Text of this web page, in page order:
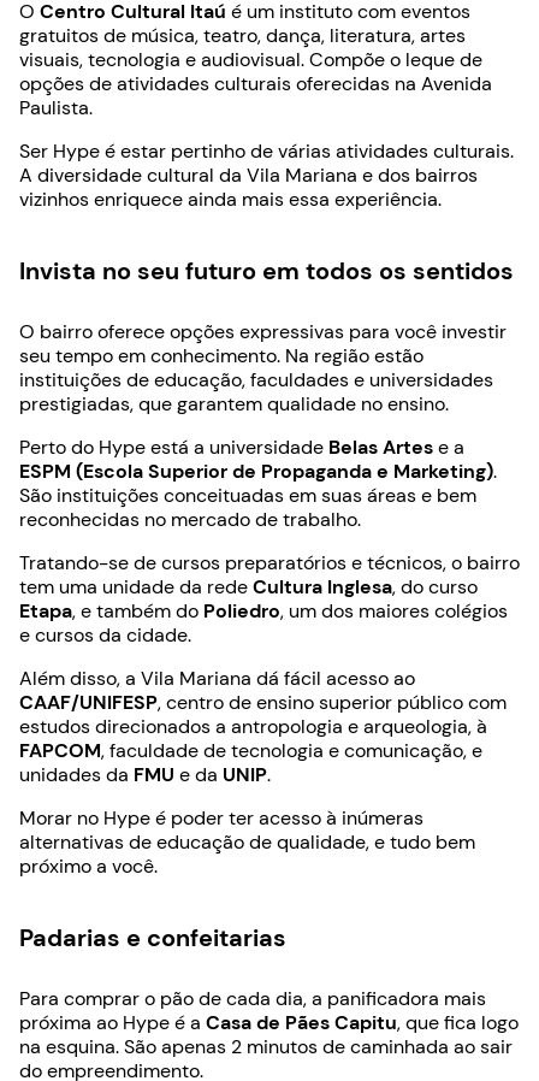
O Centro Cultural Itaú é um instituto com eventos
gratuitos de música, teatro, dança, literatura, artes
visuais, tecnologia e audiovisual. Compõe o leque de
opções de atividades culturais oferecidas na Avenida
Paulista.
Ser Hype é estar pertinho de várias atividades culturais.
A diversidade cultural da Vila Mariana e dos bairros
vizinhos enriquece ainda mais essa experiência.
Invista no seu futuro em todos os sentidos
O bairro oferece opções expressivas para você investir
seu tempo em conhecimento. Na região estão
instituições de educação, faculdades e universidades
prestigiadas, que garantem qualidade no ensino.
Perto do Hype está a universidade Belas Artese a
ESPM (Escola Superior de Propaganda e Marketing).
São instituições conceituadas em suas áreas e bem
reconhecidas no mercado de trabalho.
Tratando-se de cursos preparatórios e técnicos, o bairro
tem uma unidade da redeCultura Inglesa, do curso
Etapa, e também do Poliedro, um dos maiores colégios
e cursos da cidade.
Além disso, a Vila Mariana dá fácil acesso ao
CAAF/UNIFESP, centro de ensino superior público com
estudos direcionados a antropologia e arqueologia, à
FAPCOM, faculdade de tecnologia e comunicação, e
unidades da FMU e da UNIP.
Morar no Hype é poder ter acesso à inúmeras
alternativas de educação de qualidade, e tudo bem
próximo a você.
Padarias e confeitarias
Para comprar o pão de cada dia, a panificadora mais
próxima ao Hype é a Casa de Pães Capitu, que fica logo
na esquina. São apenas 2 minutos de caminhada ao sair
do empreendimento.